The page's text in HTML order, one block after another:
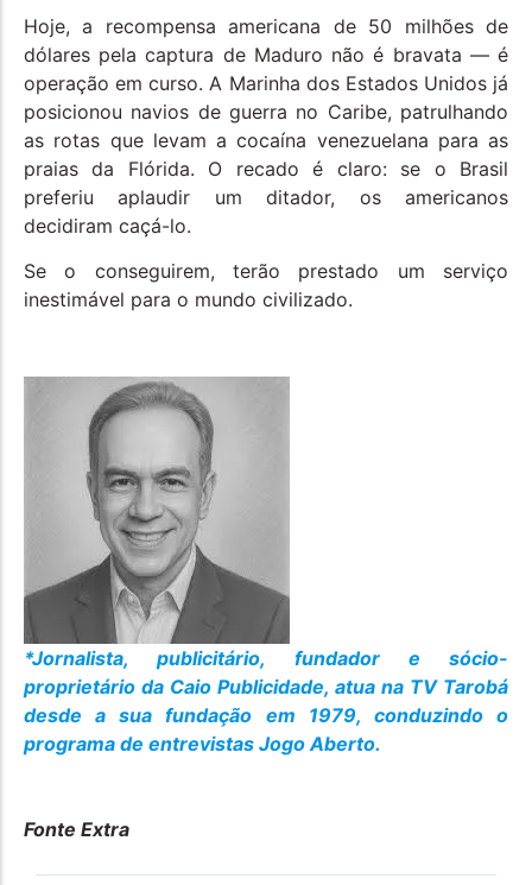
Hoje, a recompensa americana de 50 milhões de
dólares pela captura de Maduro não é bravata — é
operação em curso. A Marinha dos Estados Unidos já
posicionou navios de guerra no Caribe, patrulhando
as rotas que levam a cocaína venezuelana para as
praias da Flórida. O recado é claro: se o Brasil
preferiu aplaudir um ditador, os americanos
decidiram caçá-lo.
Se o conseguirem, terão prestado um serviço
inestimável para o mundo civilizado.
*Jornalista, publicitário, fundador e sócio-
proprietário da Caio Publicidade, atua na TV Tarobá
desde a sua fundação em 1979, conduzindo o
programa de entrevistas Jogo Aberto.
Fonte Extra